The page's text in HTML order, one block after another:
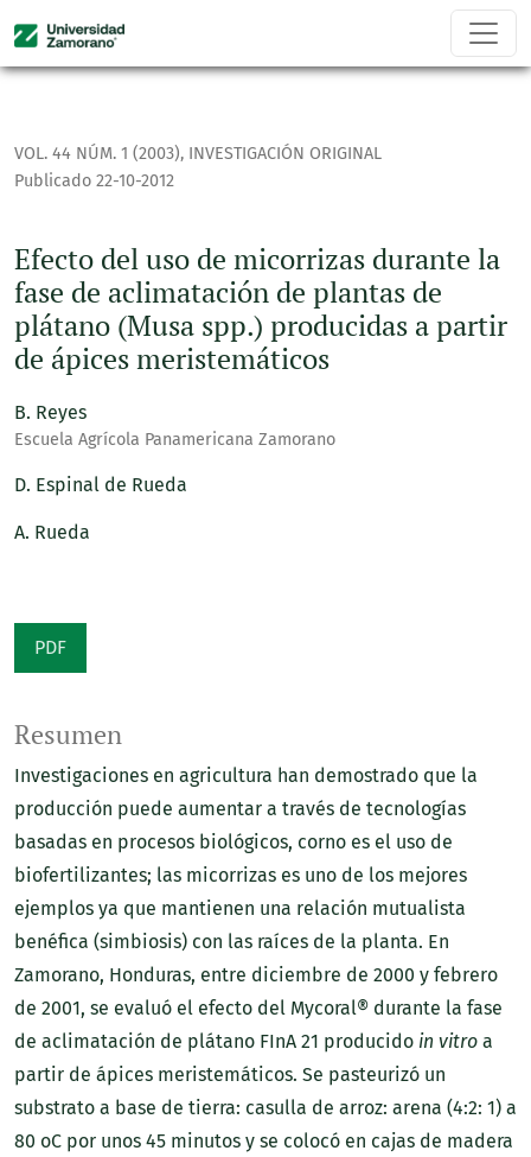
Efecto del uso de micorrizas durante la fase de
VOL. 44 NÚM. 1 (2003), INVESTIGACIÓN ORIGINAL
Efecto del uso de micorrizas durante la
fase de aclimatación de plantas de
plátano (Musa spp.) producidas a partir
de ápices meristemáticos
Publicado 22-10-2012
B. Reyes
Escuela Agrícola Panamericana Zamorano
D. Espinal de Rueda
A. Rueda
PDF
Resumen
Investigaciones en agricultura han demostrado que la
producción puede aumentar a través de tecnologías
basadas en procesos biológicos, corno es el uso de
biofertilizantes; las micorrizas es uno de los mejores
ejemplos ya que mantienen una relación mutualista
benéfica (simbiosis) con las raíces de la planta. En
Zamorano, Honduras, entre diciembre de 2000 y febrero
de 2001, se evaluó el efecto del Mycoral® durante la fase
de aclimatación de plátano FInA 21 producido in vitro a
partir de ápices meristemáticos. Se pasteurizó un
substrato a base de tierra: casulla de arroz: arena (4:2: 1) a
80 oC por unos 45 minutos y se colocó en cajas de madera